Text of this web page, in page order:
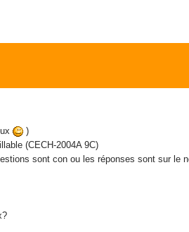
)
(CECH-2004A 9C)
sont con ou les réponses sont sur le